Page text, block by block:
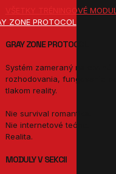
VŠETKY TRÉNINGOVÉ
ZONE PROTOCOL
GRAY ZONE PROTOCOL
Systém zameraný na
rozhodovania, fungovanie
tlakom reality.
Nie survival romantika.
Nie internetové teórie.
Realita.
MODULY V SEKCII